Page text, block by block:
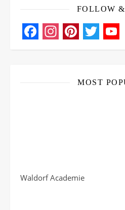
FOLLOW
Facebook
Instagram
MOST
Waldorf Academie